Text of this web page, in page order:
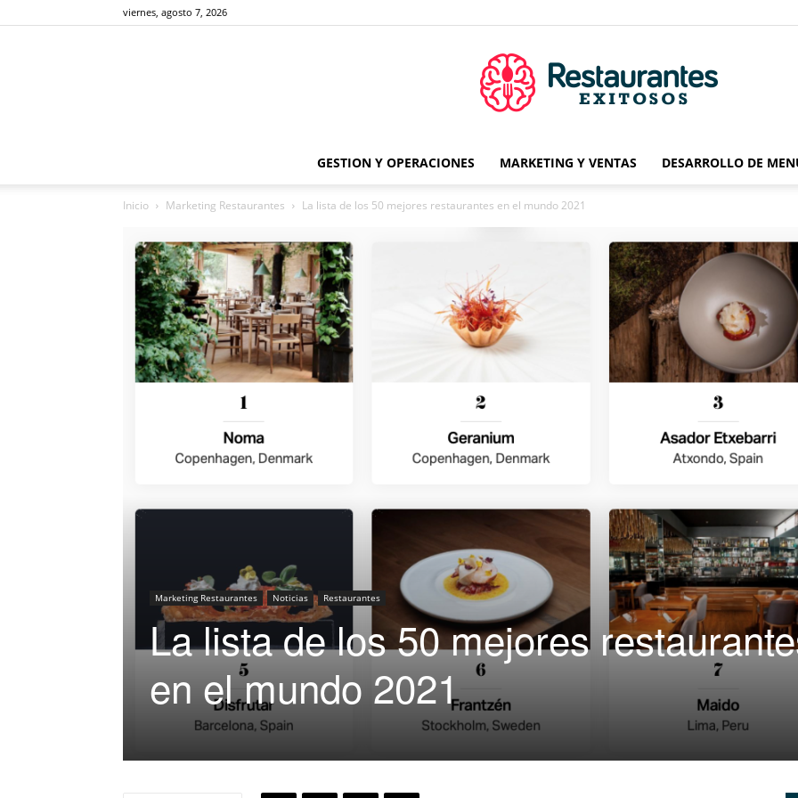
viernes, agosto 7, 2026
Restaurantes
Exitosos
Capacitación
para
GESTION Y OPERACIONES MARKETING Y VENTAS DESARROLLO DE
Inicio Marketing Restaurantes La lista de los 50 mejores restaurantes en el mundo 2021
Marketing Restaurantes Noticias Restaurantes
La lista de los 50 mejores
en el mundo 2021